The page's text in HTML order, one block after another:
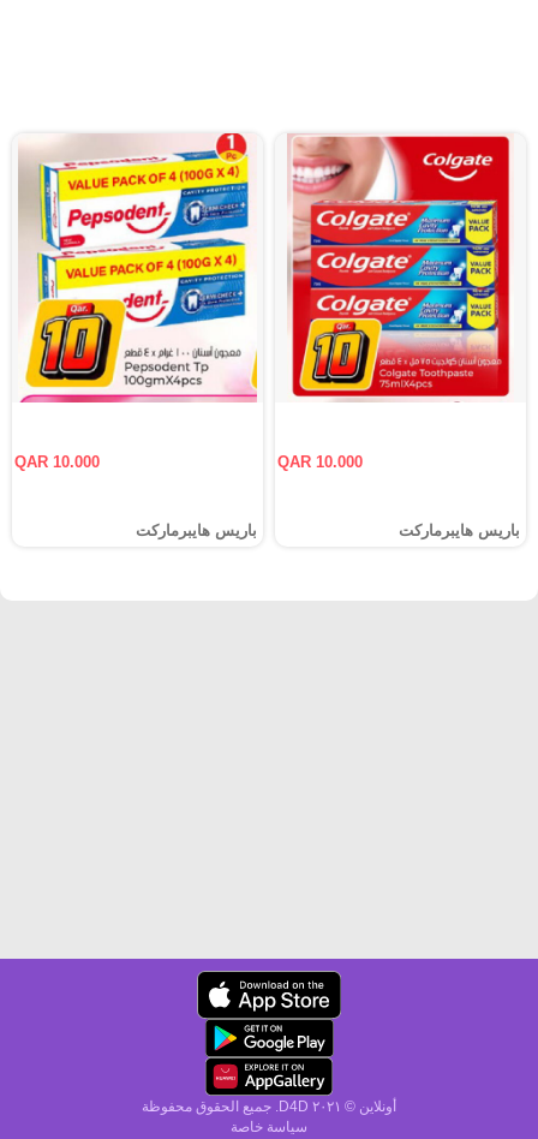
QAR 10.000
باريس هايبرماركت
QAR 10.000
باريس هايبرماركت
أونلاين © ۲۰٢١ D4D. جميع الحقوق محفوظة
سياسة خاصة